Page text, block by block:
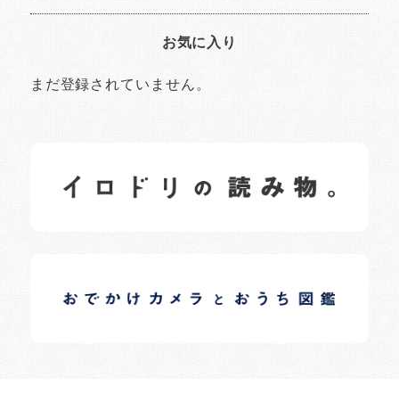
お気に入り
まだ登録されていません。
日常の様子など随時更新中です。
日常の様子など随時更新中です。